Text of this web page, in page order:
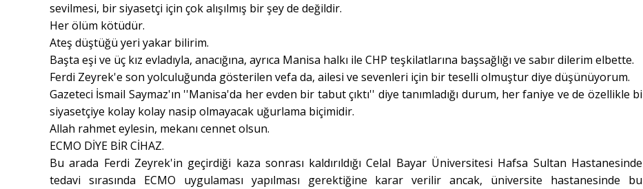
sevilmesi, bir siyasetçi için çok alışılmış bir şey de değildir.
Her ölüm kötüdür.
Ateş düştüğü yeri yakar bilirim.
Başta eşi ve üç kız evladıyla, anacığına, ayrıca Manisa halkı ile CHP teşkilatlarına başsağlığı ve sabır dilerim elbette.
Ferdi Zeyrek'e son yolculuğunda gösterilen vefa da, ailesi ve sevenleri için bir teselli olmuştur diye düşünüyorum.
Gazeteci İsmail Saymaz'ın ''Manisa'da her evden bir tabut çıktı'' diye tanımladığı durum, her faniye ve de özellikle bi
siyasetçiye kolay kolay nasip olmayacak uğurlama biçimidir.
Allah rahmet eylesin, mekanı cennet olsun.
ECMO DİYE BİR CİHAZ.
Bu arada Ferdi Zeyrek'in geçirdiği kaza sonrası kaldırıldığı Celal Bayar Üniversitesi Hafsa Sultan Hastanesinde
tedavi sırasında ECMO uygulaması yapılması gerektiğine karar verilir ancak, üniversite hastanesinde bu